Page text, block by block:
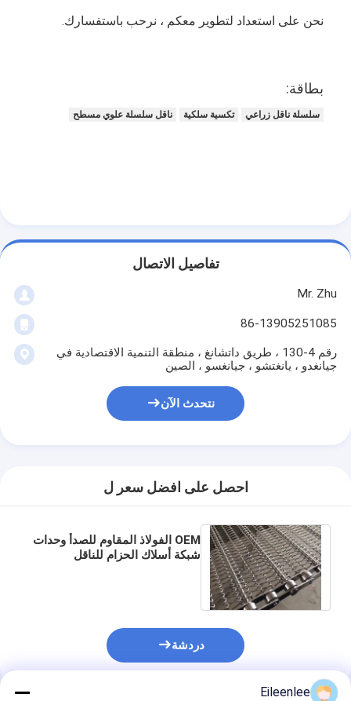
نحن على استعداد لتطوير معكم ، نرحب باستفسارك.
بطاقة:
سلسلة ناقل زراعي تكسية سلكية ناقل سلسلة علوي مسطح
تفاصيل الاتصال
Mr. Zhu
86-13905251085
رقم 4-130 ، طريق داتشانغ ، منطقة التنمية الاقتصادية في
جيانغدو ، يانغتشو ، جيانغسو ، الصين
نتحدث الآن
احصل على افضل سعر ل
OEM الفولاذ المقاوم للصدأ وحدات
شبكة أسلاك الحزام للناقل
دردشة
Eileenlee